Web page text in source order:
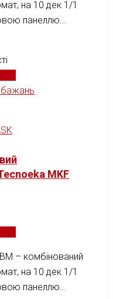
на 10 дек 1/1
панеллю...
бажань
MKF
– комбінований
на 10 дек 1/1
панеллю...